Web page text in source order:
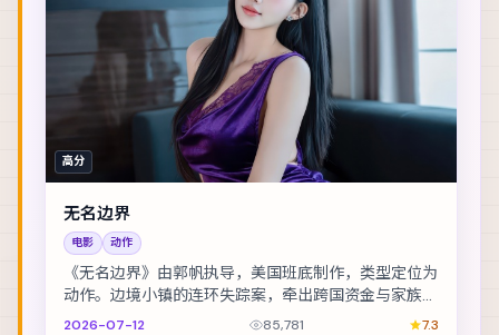
高分
无名边界
电影 动作
《无名边界》由郭帆执导，美国班底制作，类型定位为
动作。边境小镇的连环失踪案，牵出跨国资金与家族恩
怨。主演包括李政宰、宋康昊、佛罗伦斯·皮尤 等，...
2026-07-12 85,781 7.3